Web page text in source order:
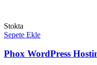
Stokta
Sepete Ekle
Phox WordPress